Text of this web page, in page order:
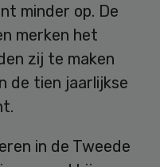
minder op. De
merken het
zij te maken
de tien jaarlijkse
in de Tweede